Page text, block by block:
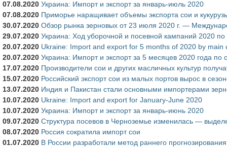
07.08.2020 Украина: Импорт и экспорт за январь-июль 2020
07.08.2020 Приморье наращивает объемы экспорта сои и
30.07.2020 Обзор рынка зерновых от 23 июля 2020 г. —
29.07.2020 Украина: Ход уборочной и посевной кампаний 2020
20.07.2020 Ukraine: Import and export for 5 months of 2020 by main
20.07.2020 Украина: Импорт и экспорт за 5 месяцев 2020 года по
17.07.2020 Производители сои и других масличных культур
15.07.2020 Российский экспорт сои из малых портов вырос в
13.07.2020 Индия и Пакистан стали основными импортерами
10.07.2020 Ukraine: Import and export for January-June 2020
10.07.2020 Украина: Импорт и экспорт за январь-июнь 2020
09.07.2020 Структура посевов в Черноземье изменилась —
08.07.2020 Россия сократила импорт сои
01.07.2020 В России разработали метод раннего